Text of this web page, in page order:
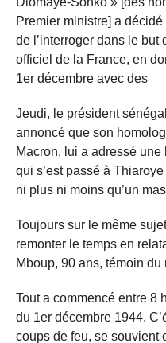
Premier ministre] a
de l’interroger dans le but
officiel de la France, en
1er décembre avec des
Jeudi, le président
annoncé que son
Macron, lui a adressé
qui s’est passé à
ni plus ni moins qu’un
Toujours sur le même
remonter le temps en
Mboup, 90 ans, témoin du
Tout a commencé entre 8
du 1er décembre 1944.
coups de feu, se souvient